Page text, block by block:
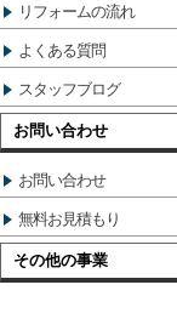
リフォームの流れ
よくある質問
スタッフブログ
お問い合わせ
お問い合わせ
無料お見積もり
その他の事業